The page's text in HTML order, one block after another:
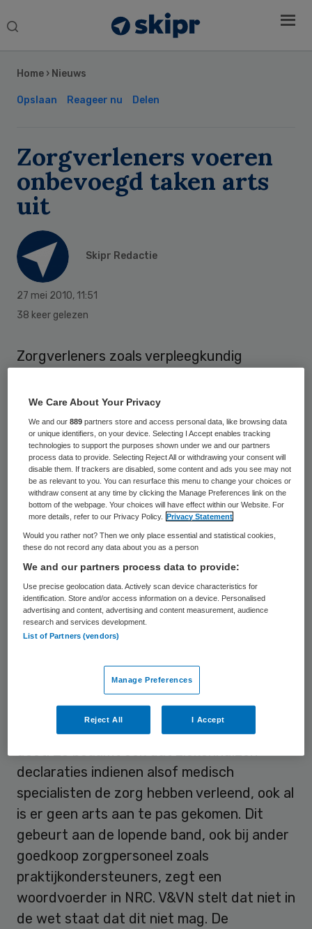
Search
Home › Nieuws
Opslaan Reageer nu Delen
Zorgverleners voeren
onbevoegd taken arts
uit
Skipr Redactie
27 mei 2010, 11:51
38 keer gelezen
Zorgverleners zoals verpleegkundig
regelmatig economische delicten door
handelingen te verrichten waarvoor zij niet
bevoegd zijn. Daarbij declareren medisch
specialisten hun hoge tarieven voor het
werk dat ondergeschikten zonder
artsdiploma zelfstandig uitvoeren. Dat blijkt
uit onderzoek van NRC Handelsblad.
Overtreding wet
DeNederlandse zorgautoriteit NZazegt in
reactie hierop in het NRC: “Hier wordt
beroepsvereniging van verpleegkundigen en
verzorgenden verklaart in het NRC dat het
wijdverbreid is dat veel zorgpersoneel
zonder wettelijke bevoegdheden werk
declaraties indienen alsof medisch
specialisten de zorg hebben verleend, ook al
is er geen arts aan te pas gekomen. Dit
gebeurt aan de lopende band, ook bij ander
goedkoop zorgpersoneel zoals
praktijkondersteuners, zegt een
woordvoerder in NRC. V&VN stelt dat niet in
de wet staat dat dit niet mag. De
Sidebar
We Care About Your Privacy
We and our889 partners store and access personal data, like browsing data
or unique identifiers, on your device. Selecting I Accept enables tracking
technologies to support the purposes shown under we and our partners
process data to provide. Selecting Reject All or withdrawing your consent will
disable them. If trackers are disabled, some content and ads you see may not
be as relevant to you. You can resurface this menu to change your choices or
withdraw consent at any time by clicking the Manage Preferences link on the
bottom of the webpage. Your choices will have effect within our Website. For
more details, refer to our Privacy Policy.
Privacy Statement
Would you rather not? Then we only place essential and statistical cookies,
these do not record any data about you as a person
We and our partners process data to provide:
Use precise geolocation data. Actively scan device characteristics for
identification. Store and/or access information on a device. Personalised
advertising and content, advertising and content measurement, audience
research and services development.
List of Partners (vendors)
Manage Preferences
Reject All I Accept